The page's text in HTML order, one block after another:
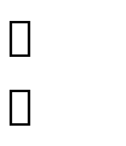

